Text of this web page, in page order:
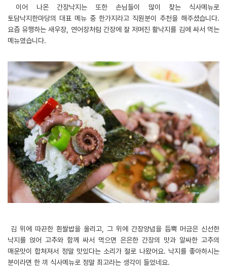
이어 나온 간장낙지는 또한 손님들이 많이 찾는 식사메뉴로
토담낙지한마당의 대표 메뉴 중 한가지라고 직원분이 추천을 해주셨습니다.
요즘 유행하는 새우장, 연어장처럼 간장에 잘 저며진 활낙지를 김에 싸서 먹는
메뉴였습니다.
김 위에 따끈한 흰쌀밥을 올리고, 그 위에 간장양념을 듬뿍 머금은 신선한
낙지를 얹어 고추와 함께 싸서 먹으면 은은한 간장의 맛과 알싸한 고추의
매운맛이 합쳐져서 정말 맛있다는 소리가 절로 나왔어요. 낙지를 좋아하시는
분이라면 한 끼 식사메뉴로 정말 최고라는 생각이 들었네요.